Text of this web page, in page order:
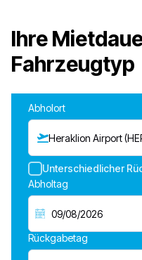
Ihre
Fahrzeugtyp
Abholort
Heraklion Airport
Unterschiedlicher
Abholtag
Rückgabetag